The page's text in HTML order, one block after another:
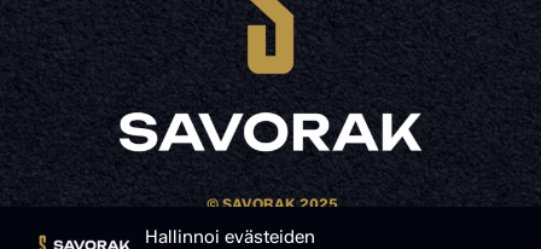
Hallinnoi evästeiden
© SAVORAK 2025